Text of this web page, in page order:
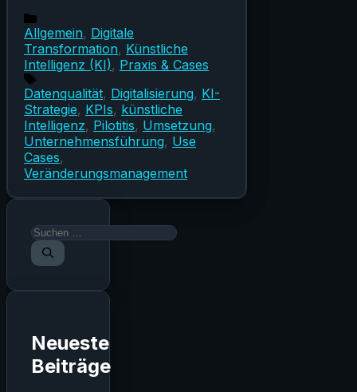
Kategorien
Allgemein, Digitale
Transformation, Künstliche
Intelligenz (KI), Praxis & Cases
Schlagwörter
Datenqualität, Digitalisierung, KI-
Strategie, KPIs, künstliche
Intelligenz, Pilotitis, Umsetzung,
Unternehmensführung, Use
Cases,
Veränderungsmanagement
Suchen
nach:
Neueste
Beiträge